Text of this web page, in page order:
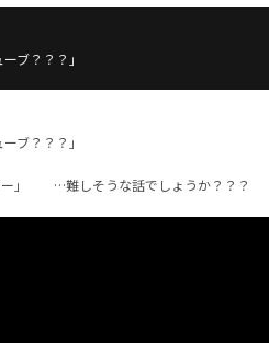
ブ？？？」
ブ？？？」
ー」 …難しそうな話でしょうか？？？